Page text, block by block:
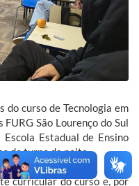
curso de Tecnologia em
São Lourenço do Sul
Escola Estadual de Ensino
do turno da noite.
curricular do curso e, por